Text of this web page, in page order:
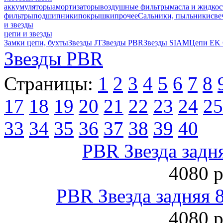
аккумуляторыамортизаторывоздушные фильтрымасла и
фильтрыподшипникипокрышкипрочееСальники, пыльники
и звезды
цепи и звезды
Замки цепи, бухтыЗвезды JTЗвезды PBRЗвезды SIAMЦепи EK
Звезды PBR
Страницы: 1 2 3 4 5 6 7 8
17 18 19 20 21 22 23 24 25
33 34 35 36 37 38 39 40
PBR Звезда
4080
PBR Звезда задняя
4080